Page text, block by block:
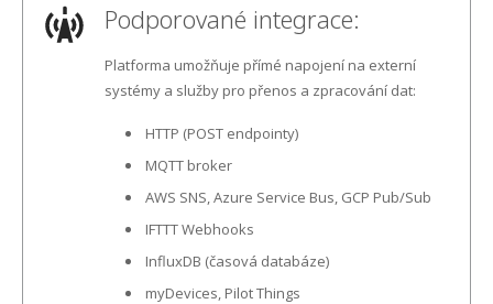
Podporované integrace:
Platforma umožňuje přímé napojení na externí
systémy a služby pro přenos a zpracování dat:
HTTP (POST endpointy)
MQTT broker
AWS SNS, Azure Service Bus, GCP Pub/Sub
IFTTT Webhooks
InfluxDB (časová databáze)
myDevices, Pilot Things